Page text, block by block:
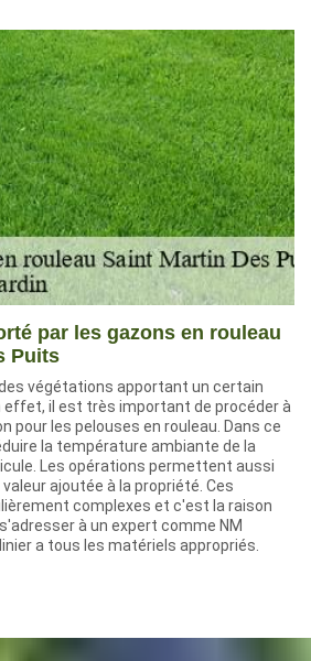
par les gazons en rouleau
Puits
végétations apportant un certain
effet, il est très important de procéder à
pour les pelouses en rouleau. Dans ce
la température ambiante de la
Les opérations permettent aussi
ajoutée à la propriété. Ces
complexes et c'est la raison
à un expert comme NM
a tous les matériels appropriés.